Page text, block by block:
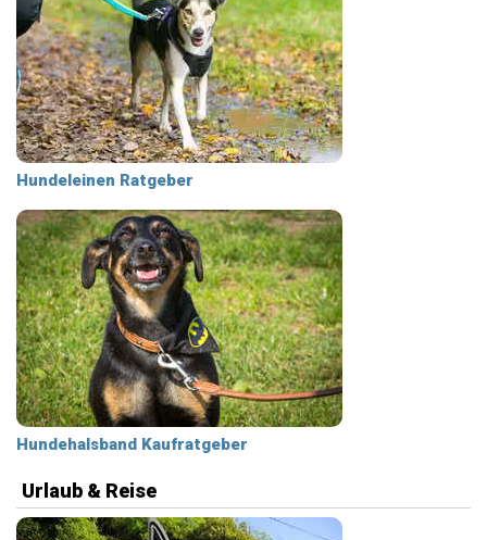
Hundeleinen Ratgeber
Hundehalsband Kaufratgeber
Urlaub & Reise